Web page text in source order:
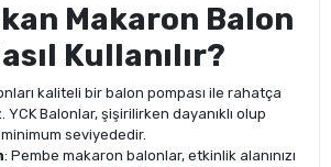
Makaron Balon
Kullanılır?
kaliteli bir balon pompası ile rahatça
Balonlar, şişirilirken dayanıklı olup
seviyededir.
: Pembe makaron balonlar, etkinlik alanınızı